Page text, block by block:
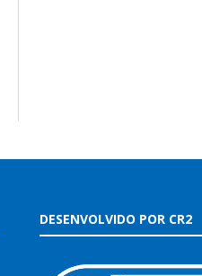
DESENVOLVIDO POR CR2